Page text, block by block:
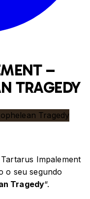
–
TRAGEDY
Impalement
o seu segundo
Tragedy“.